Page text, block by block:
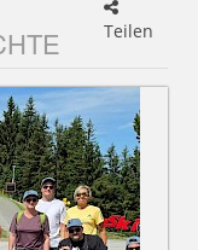
Teilen